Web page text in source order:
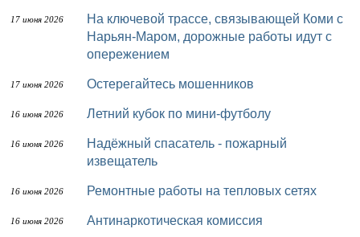
17 июня 2026
На ключевой трассе, связывающей Коми с
Нарьян-Маром, дорожные работы идут с
опережением
17 июня 2026 Остерегайтесь мошенников
16 июня 2026 Летний кубок по мини-футболу
16 июня 2026
Надёжный спасатель - пожарный
извещатель
16 июня 2026 Ремонтные работы на тепловых сетях
16 июня 2026 Антинаркотическая комиссия